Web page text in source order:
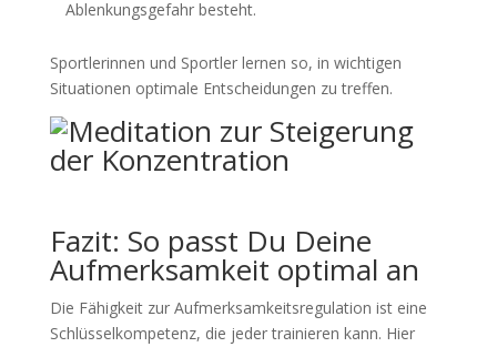
Ablenkungsgefahr besteht.
Sportlerinnen und Sportler lernen so, in wichtigen
Situationen optimale Entscheidungen zu treffen.
Fazit: So passt Du Deine
Aufmerksamkeit optimal an
Die Fähigkeit zur Aufmerksamkeitsregulation ist eine
Schlüsselkompetenz, die jeder trainieren kann. Hier